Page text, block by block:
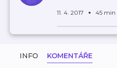
11. 4. 2017 45 min
INFO KOMENTÁŘE